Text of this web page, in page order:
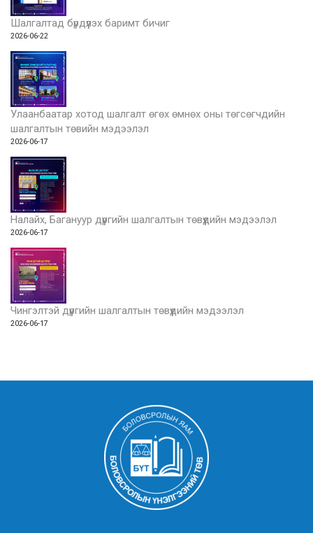
Шалгалтад бүрдүүлэх баримт бичиг
2026-06-22
Улаанбаатар хотод шалгалт өгөх өмнөх оны төгсөгчдийн
шалгалтын төвийн мэдээлэл
2026-06-17
Налайх, Багануур дүүргийн шалгалтын төвүүдийн мэдээлэл
2026-06-17
Чингэлтэй дүүргийн шалгалтын төвүүдийн мэдээлэл
2026-06-17